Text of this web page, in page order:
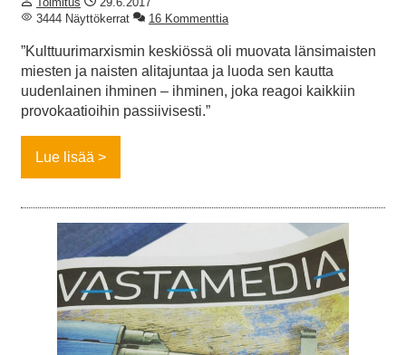
3444 Näyttökerrat
16 Kommenttia
”Kulttuurimarxismin keskiössä oli muovata länsimaisten
miesten ja naisten alitajuntaa ja luoda sen kautta
uudenlainen ihminen – ihminen, joka reagoi kaikkiin
provokaatioihin passiivisesti.”
Lue lisää